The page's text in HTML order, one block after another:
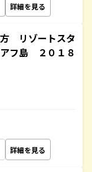
詳細を見る
リゾートスタ
フ島 ２０１８
詳細を見る